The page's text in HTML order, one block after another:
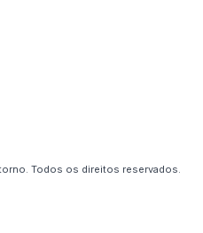
Todos os direitos reservados.